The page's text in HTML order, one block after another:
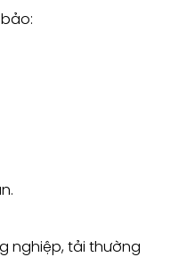
nghiệp, tải thường